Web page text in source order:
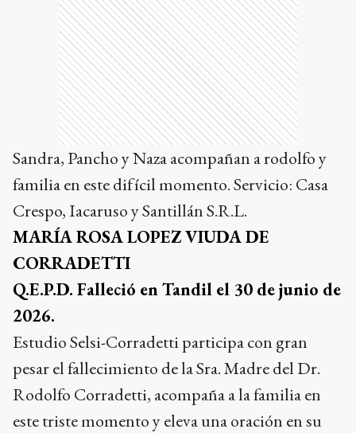
Sandra, Pancho y Naza acompañan a rodolfo y
familia en este difícil momento. Servicio: Casa
Crespo, Iacaruso y Santillán S.R.L.
MARÍA ROSA LOPEZ VIUDA DE
CORRADETTI
Q.E.P.D. Falleció en Tandil el 30 de junio de
2026.
Estudio Selsi-Corradetti participa con gran
pesar el fallecimiento de la Sra. Madre del Dr.
Rodolfo Corradetti, acompaña a la familia en
este triste momento y eleva una oración en su